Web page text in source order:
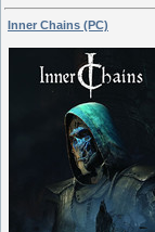
Inner Chains (PC)